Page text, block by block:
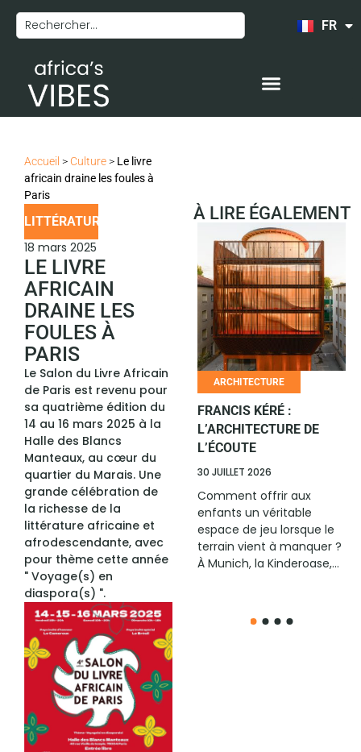
FR
EN
Accueil > Culture> Le livre
africain draine les foules à
Paris
LITTÉRATURE
18 mars 2025
LE LIVRE
AFRICAIN
DRAINE LES
FOULES À
PARIS
Le Salon du Livre Africain
de Paris est revenu pour
sa quatrième édition du
14 au 16 mars 2025 à la
Halle des Blancs
Manteaux, au cœur du
quartier du Marais. Une
grande célébration de
la richesse de la
littérature africaine et
afrodescendante, avec
pour thème cette année
" Voyage(s) en
diaspora(s) ".
À LIRE ÉGALEMENT
LE RIRE AFRICAIN
CHANGE D’ÉCHELLE
6 JUILLET 2026
Avec son édition All Stars
2026, remportée à
Cotonou par l’Ivoirien
Ange Borys, La Relève
Afrique confirme sa place
parmi...
ARCHITECTURE
FRANCIS KÉRÉ :
L’ARCHITECTURE DE
L’ÉCOUTE
30 JUILLET 2026
Comment offrir aux
enfants un véritable
espace de jeu lorsque le
terrain vient à manquer ?
À Munich, la Kinderoase,...